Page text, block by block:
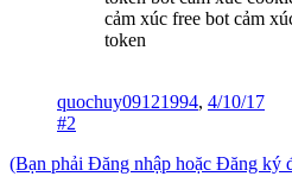
cảm xúc free bot cảm
token
quochuy09121994, 4/10/17
#2
(Bạn phải Đăng nhập hoặc Đăng ký